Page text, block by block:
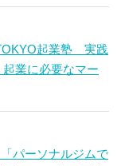
起業塾 実践
業に必要なマー
パーソナルジムで